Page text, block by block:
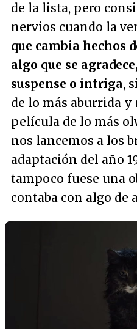
de la lista, pero
nervios cuando la
que cambia hechos
algo que se
suspense o intriga,
de lo más aburrida
película de lo más
nos lancemos a los
adaptación del año
tampoco fuese una
contaba con algo de